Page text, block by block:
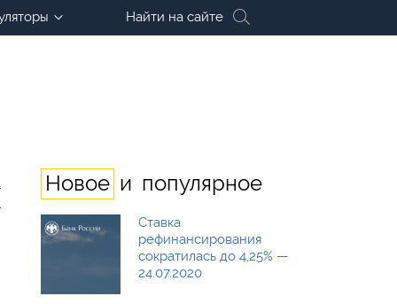
Найти на сайте
Новое и популярное
Ставка
рефинансирования
сократилась до 4,25% —
24.07.2020